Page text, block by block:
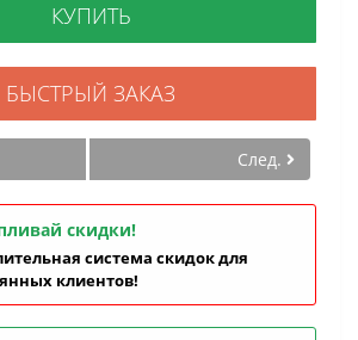
КУПИТЬ
БЫСТРЫЙ ЗАКАЗ
След.
скидки!
система скидок для
клиентов!